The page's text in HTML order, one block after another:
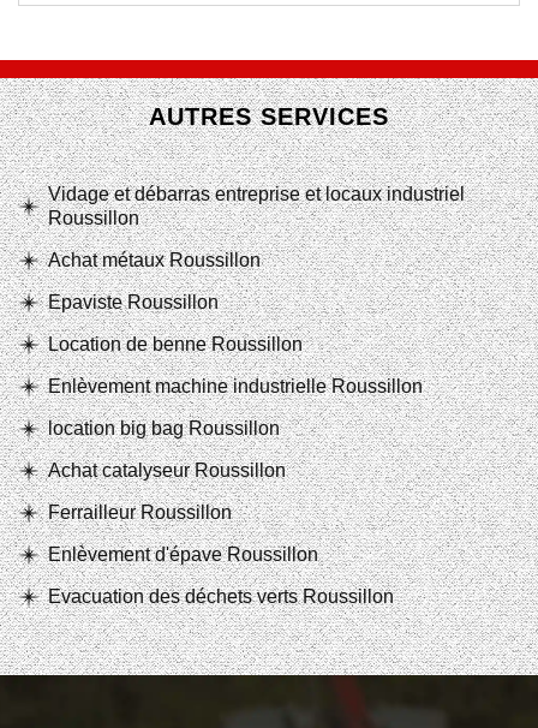
AUTRES SERVICES
Vidage et débarras entreprise et locaux industriel
Roussillon
Achat métaux Roussillon
Epaviste Roussillon
Location de benne Roussillon
Enlèvement machine industrielle Roussillon
location big bag Roussillon
Achat catalyseur Roussillon
Ferrailleur Roussillon
Enlèvement d'épave Roussillon
Evacuation des déchets verts Roussillon